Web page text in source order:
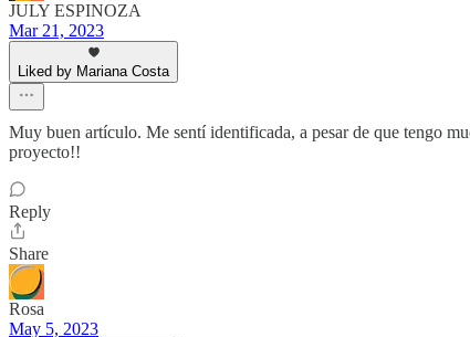
JULY ESPINOZA
Mar 21, 2023
Liked by Mariana Costa
Muy buen artículo. Me sentí identificada, a pesar de que tengo
proyecto!!
Reply
Share
Rosa
May 5, 2023